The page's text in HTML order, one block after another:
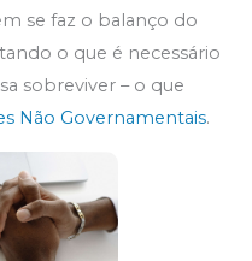
se faz o balanço do
o que é necessário
sobreviver – o que
Não Governamentais.